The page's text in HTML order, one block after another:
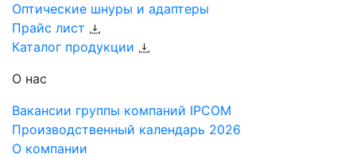
Оптические шнуры и адаптеры
Прайс лист
Каталог продукции
О нас
Вакансии группы компаний IPCOM
Производственный календарь 2026
О компании